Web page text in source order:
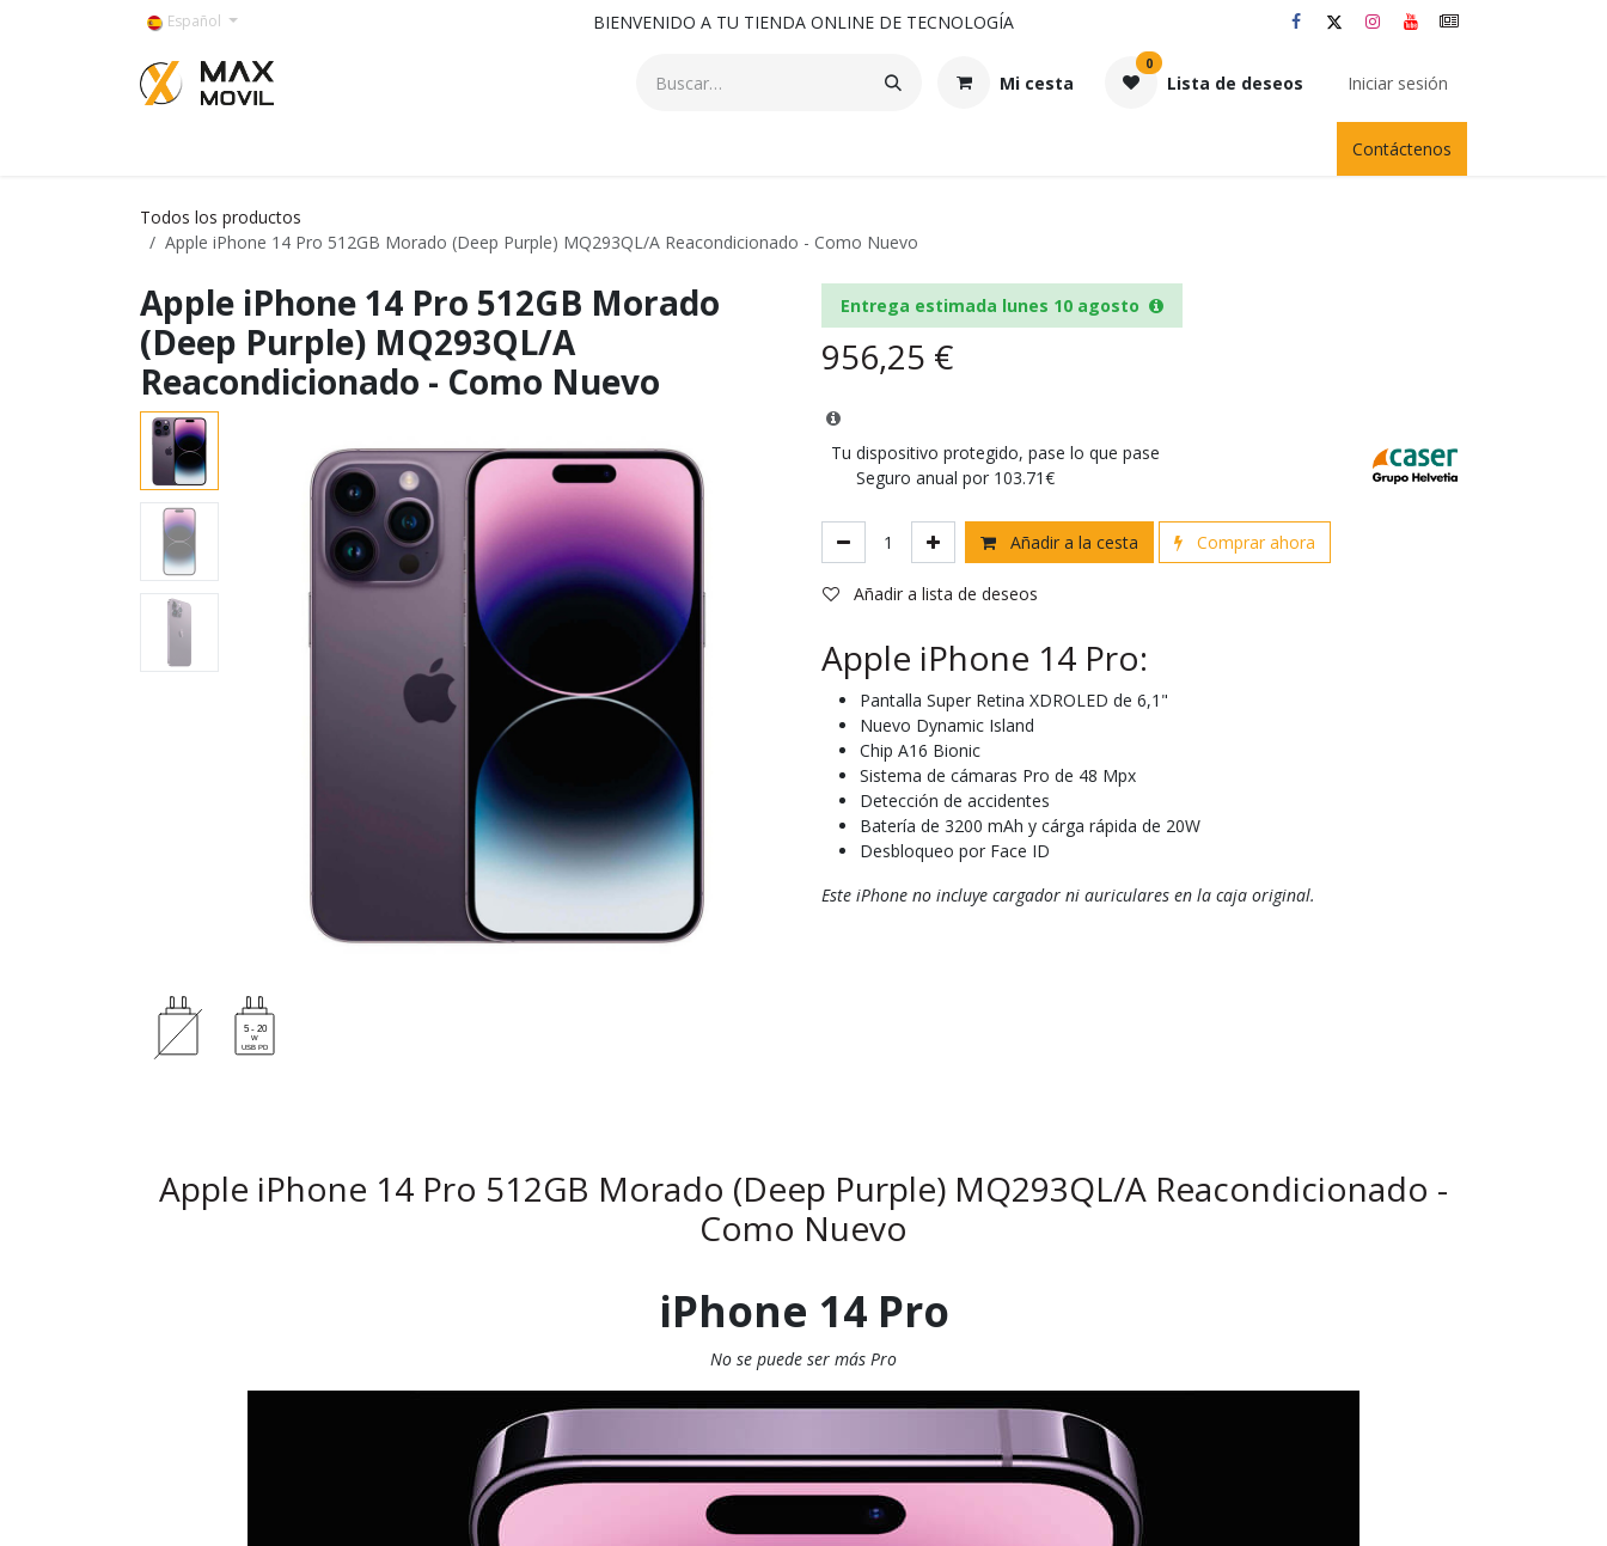
Español BIENVENIDO A TU TIENDA ONLINE DE TECNOLOGÍA
Mi cesta
0
Lista de deseos Iniciar sesión
Contáctenos
Todos los productos
Apple iPhone 14 Pro 512GB Morado (Deep Purple) MQ293QL/A Reacondicionado - Como Nuevo
Apple iPhone 14 Pro 512GB Morado
(Deep Purple) MQ293QL/A
Reacondicionado - Como Nuevo
Entrega estimada lunes 10 agosto
956,25 €
Tu dispositivo protegido, pase lo que pase
Seguro anual por 103.71€
Añadir a la cesta Comprar ahora
Añadir a lista de deseos
Apple iPhone 14 Pro:
Pantalla Super Retina XDROLED de 6,1"
Nuevo Dynamic Island
Chip A16 Bionic
Sistema de cámaras Pro de 48 Mpx
Detección de accidentes
Batería de 3200 mAh y cárga rápida de 20W
Desbloqueo por Face ID
Este iPhone no incluye cargador ni auriculares en la caja original.
Apple iPhone 14 Pro 512GB Morado (Deep Purple) MQ293QL/A Reacondicionado -
Como Nuevo
iPhone 14 Pro
No se puede ser más Pro